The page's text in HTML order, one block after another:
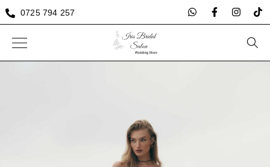
0725 794 257